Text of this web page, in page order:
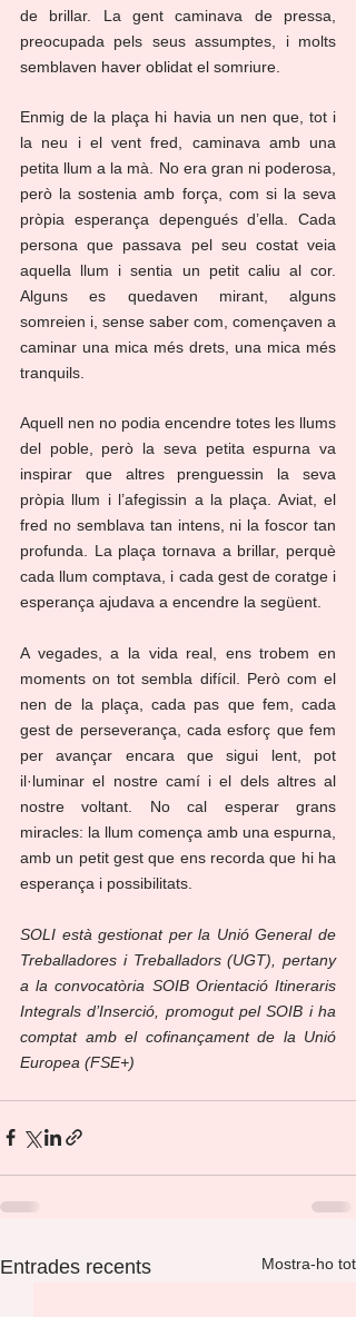
de brillar. La gent caminava de pressa,
preocupada pels seus assumptes, i molts
semblaven haver oblidat el somriure.
Enmig de la plaça hi havia un nen que, tot i
la neu i el vent fred, caminava amb una
petita llum a la mà. No era gran ni poderosa,
però la sostenia amb força, com si la seva
pròpia esperança depengués d’ella. Cada
persona que passava pel seu costat veia
aquella llum i sentia un petit caliu al cor.
Alguns es quedaven mirant, alguns
somreien i, sense saber com, començaven a
caminar una mica més drets, una mica més
tranquils.
Aquell nen no podia encendre totes les llums
del poble, però la seva petita espurna va
inspirar que altres prenguessin la seva
pròpia llum i l’afegissin a la plaça. Aviat, el
fred no semblava tan intens, ni la foscor tan
profunda. La plaça tornava a brillar, perquè
cada llum comptava, i cada gest de coratge i
esperança ajudava a encendre la següent.
A vegades, a la vida real, ens trobem en
moments on tot sembla difícil. Però com el
nen de la plaça, cada pas que fem, cada
gest de perseverança, cada esforç que fem
per avançar encara que sigui lent, pot
il·luminar el nostre camí i el dels altres al
nostre voltant. No cal esperar grans
miracles: la llum comença amb una espurna,
amb un petit gest que ens recorda que hi ha
esperança i possibilitats.
SOLI està gestionat per la Unió General de
Treballadores i Treballadors (UGT), pertany
a la convocatòria SOIB Orientació Itineraris
Integrals d’Inserció, promogut pel SOIB i ha
comptat amb el cofinançament de la Unió
Europea (FSE+)
Entrades recents Mostra-ho tot